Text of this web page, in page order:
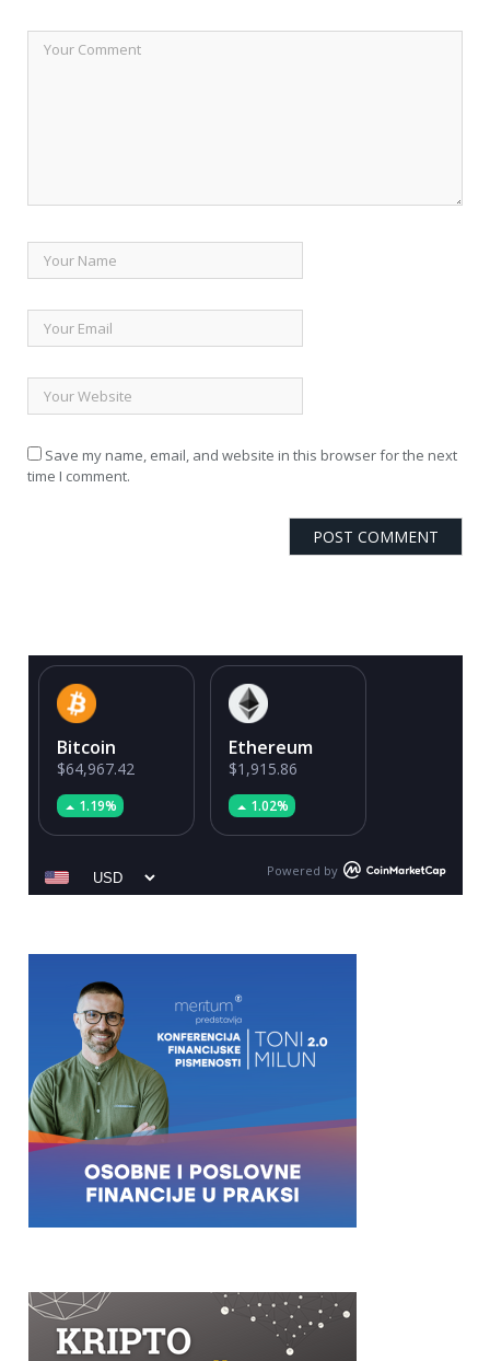
Save my name, email, and website in this browser for the next
time I comment.
Bitcoin
$64,967.42
1.19%
Ethereum
$1,915.86
1.02%
Powered by